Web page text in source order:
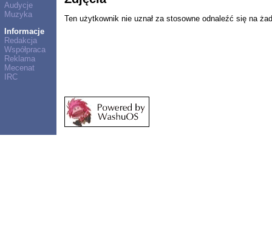
Audycje
Muzyka
Informacje
Redakcja
Współpraca
Reklama
Mecenat
IRC
Ten użytkownik nie uznał za stosowne odnaleźć się na